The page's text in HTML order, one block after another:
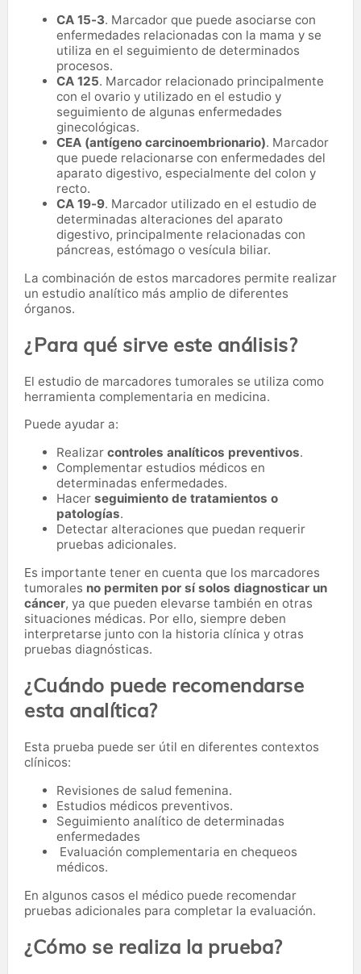
CA 15-3. Marcador que puede asociarse con
enfermedades relacionadas con la mama y se
utiliza en el seguimiento de determinados
procesos.
CA 125. Marcador relacionado principalmente
con el ovario y utilizado en el estudio y
seguimiento de algunas enfermedades
ginecológicas.
CEA (antígeno carcinoembrionario). Marcador
que puede relacionarse con enfermedades del
aparato digestivo, especialmente del colon y
recto.
CA 19-9. Marcador utilizado en el estudio de
determinadas alteraciones del aparato
digestivo, principalmente relacionadas con
páncreas, estómago o vesícula biliar.
La combinación de estos marcadores permite realizar
un estudio analítico más amplio de diferentes
órganos.
¿Para qué sirve este análisis?
El estudio de marcadores tumorales se utiliza como
herramienta complementaria en medicina.
Puede ayudar a:
Realizar controles analíticos preventivos.
Complementar estudios médicos en
determinadas enfermedades.
Hacer seguimiento de tratamientos o
patologías.
Detectar alteraciones que puedan requerir
pruebas adicionales.
Es importante tener en cuenta que los marcadores
tumorales no permiten por sí solos diagnosticar un
cáncer, ya que pueden elevarse también en otras
situaciones médicas. Por ello, siempre deben
interpretarse junto con la historia clínica y otras
pruebas diagnósticas.
¿Cuándo puede recomendarse
esta analítica?
Esta prueba puede ser útil en diferentes contextos
clínicos:
Revisiones de salud femenina.
Estudios médicos preventivos.
Seguimiento analítico de determinadas
enfermedades
Evaluación complementaria en chequeos
médicos.
En algunos casos el médico puede recomendar
pruebas adicionales para completar la evaluación.
¿Cómo se realiza la prueba?